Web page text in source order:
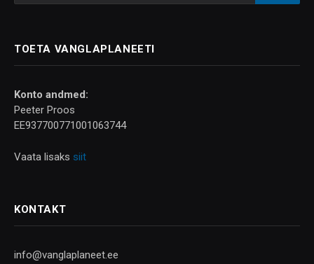
TOETA VANGLAPLANEETI
Konto andmed:
Peeter Proos
EE937700771001063744
Vaata lisaks siit
KONTAKT
info@vanglaplaneet.ee